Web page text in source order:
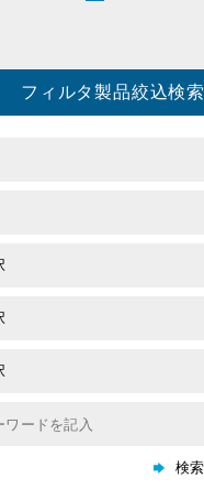
フィルタ製品絞込検索